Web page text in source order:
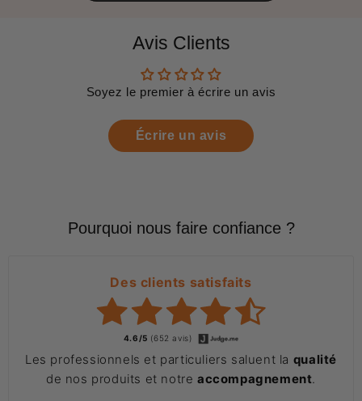
Avis Clients
Soyez le premier à écrire un avis
Écrire un avis
Pourquoi nous faire confiance ?
Des clients satisfaits
4.6/5 (652 avis)
Les professionnels et particuliers saluent la qualité
de nos produits et notre accompagnement.